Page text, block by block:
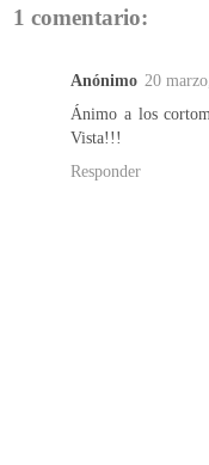
1 comentario:
Anónimo 20
Ánimo a los
Vista!!!
Responder